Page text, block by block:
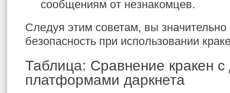
сообщениям от незнакомцев.
Следуя этим советам, вы
безопасность при использовании
Таблица: Сравнение кракен с
платформами даркнета